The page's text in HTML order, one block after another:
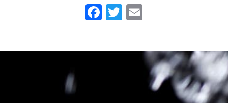
Facebook
Twitter